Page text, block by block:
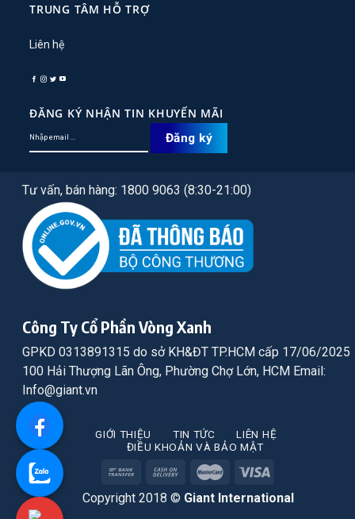
TRUNG TÂM HỖ TRỢ
Liên hệ
ĐĂNG KÝ NHẬN TIN KHUYẾN MÃI
Tư vấn, bán hàng: 1800 9063 (8:30-21:00)
Công Ty Cổ Phần Vòng Xanh
GPKD 0313891315 do sở KH&ĐT TP.HCM cấp 17/06/2025
100 Hải Thượng Lãn Ông, Phường Chợ Lớn, HCM Email:
Info@giant.vn
GIỚI THIỆU TIN TỨC
LIÊN HỆ
ĐIỀU KHOẢN VÀ BẢO MẬT
Copyright 2018 © Giant International